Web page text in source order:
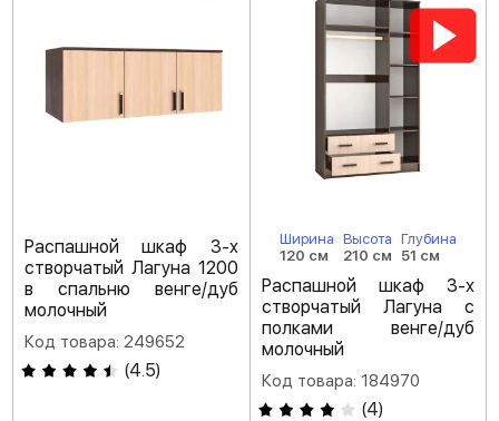
Распашной шкаф 3-х
створчатый Лагуна 1200
в спальню венге/дуб
молочный
Код товара: 249652
(4.5)
Ширина
120 см
Высота
210 см
Глубина
51 см
Распашной шкаф 3-х
створчатый Лагуна с
полками венге/дуб
молочный
Код товара: 184970
(4)